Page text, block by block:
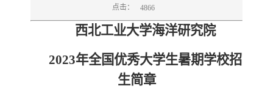
点击：
4866
西北工业大学海洋研究院
2023年全国优秀大学生暑期学校招
生简章